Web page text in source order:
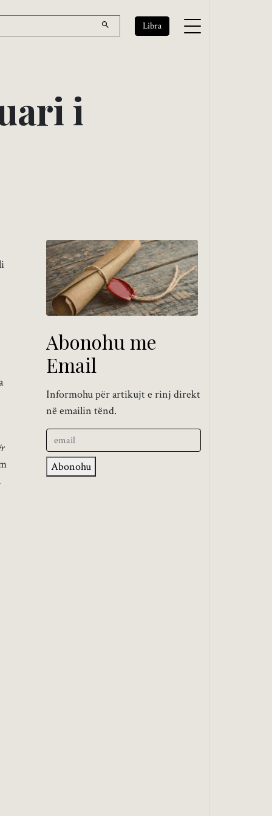
Libra
ari i
Abonohu me
Email
Informohu për artikujt e rinj direkt
në emailin tënd.
Abonohu